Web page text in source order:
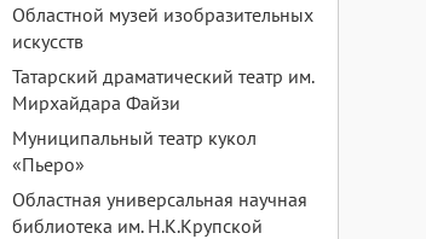
Областной музей изобразительных
искусств
Татарский драматический театр им.
Мирхайдара Файзи
Муниципальный театр кукол
«Пьеро»
Областная универсальная научная
библиотека им. Н.К.Крупской